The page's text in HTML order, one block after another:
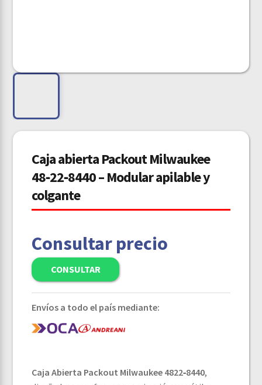
Caja abierta Packout Milwaukee
48‑22‑8440 – Modular apilable y
colgante
Consultar precio
CONSULTAR
Envíos a todo el país mediante:
Caja Abierta Packout Milwaukee 4822‑8440,